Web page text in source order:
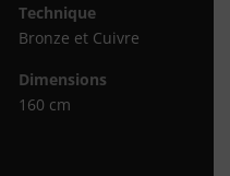
Technique
Bronze et Cuivre
Dimensions
160 cm